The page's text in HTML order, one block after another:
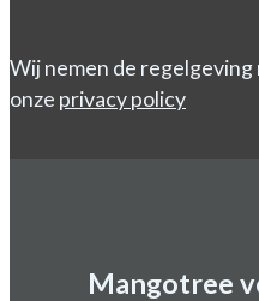
Wij nemen de
onze privacy policy
Mangotree